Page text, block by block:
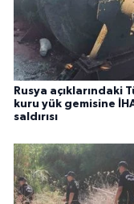
Rusya açıklarındaki
kuru yük gemisine
saldırısı